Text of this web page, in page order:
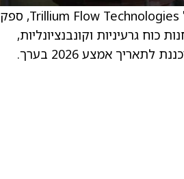
. Flowserve ‏(FLS) חתמו על הסכם סופי לרכישת חטיבת השסתומים של Trillium Flow Technologies, ספק
גרעיניות וקונבנציונליות,